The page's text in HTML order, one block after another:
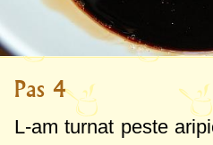
Pas 4
L-am turnat peste